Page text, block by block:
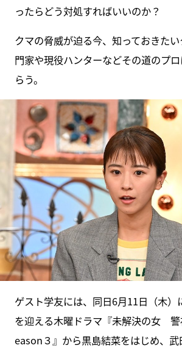
ったらどう対処すればいいのか？
クマの脅威が迫る今、知っておきた
門家や現役ハンターなどその道のプ
らう。
ゲスト学友には、同日6月11日（木）
を迎える木曜ドラマ『未解決の女 警
eason３』から黒島結菜をはじめ、